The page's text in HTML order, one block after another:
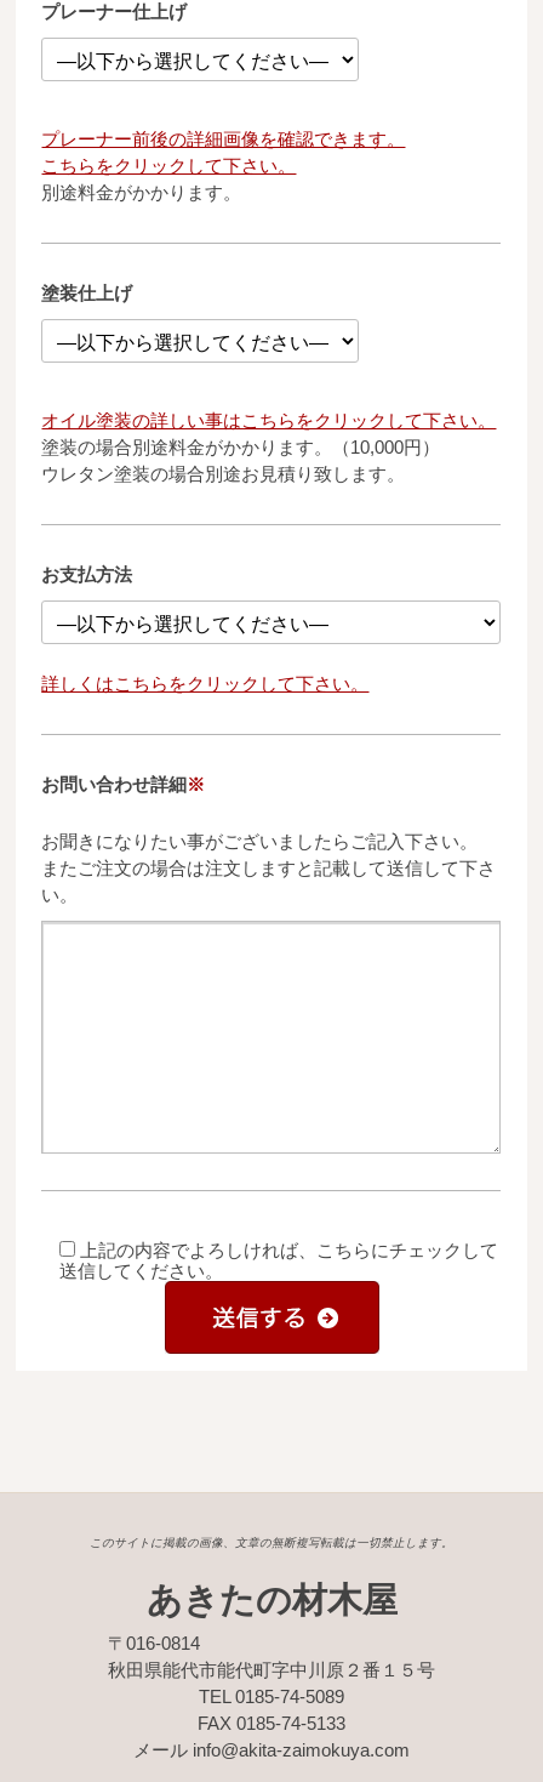
プレーナー仕上げ
プレーナー前後の詳細画像を確認できます。
こちらをクリックして下さい。
別途料金がかかります。
塗装仕上げ
オイル塗装の詳しい事はこちらをクリックして下さい。
塗装の場合別途料金がかかります。（10,000円）
ウレタン塗装の場合別途お見積り致します。
お支払方法
詳しくはこちらをクリックして下さい。
お問い合わせ詳細※
お聞きになりたい事がございましたらご記入下さい。
またご注文の場合は注文しますと記載して送信して下さ
い。
上記の内容でよろしければ、こちらにチェックして
送信してください。
このサイトに掲載の画像、文章の無断複写転載は一切禁止します。
あきたの材木屋
〒016-0814
秋田県能代市能代町字中川原２番１５号
TEL 0185-74-5089
FAX 0185-74-5133
メール info@akita-zaimokuya.com